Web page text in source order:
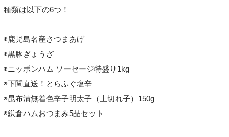
種類は以下の6つ！
◉鹿児島名産さつまあげ
◉黒豚ぎょうざ
◉ニッポンハム ソーセージ特盛り1kg
◉下関直送！とらふぐ塩辛
◉昆布漬無着色辛子明太子（上切れ子）150g
◉鎌倉ハムおつまみ5品セット